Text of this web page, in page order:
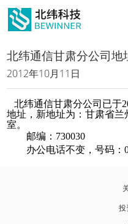
北纬通信甘肃分公司地
2012年10月11日
北纬通信甘肃分公司已于
地址，新地址为：甘肃省兰
室。
邮编：730030
办公电话不变，号码：
投